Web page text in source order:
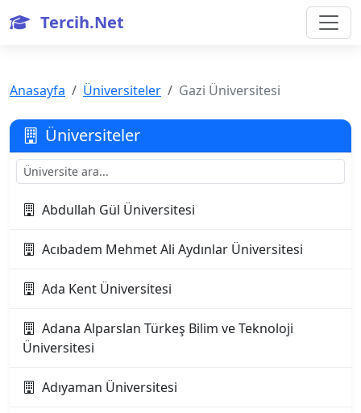
Tercih.Net
Anasayfa Üniversiteler Gazi Üniversitesi
Üniversiteler
Abdullah Gül Üniversitesi
Acıbadem Mehmet Ali Aydınlar Üniversitesi
Ada Kent Üniversitesi
Adana Alparslan Türkeş Bilim ve Teknoloji
Üniversitesi
Adıyaman Üniversitesi